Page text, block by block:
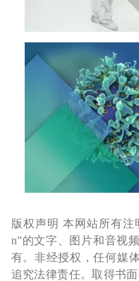
版权声明 本网站所有注
n”的文字、图片和音视
有。非经授权，任何媒
追究法律责任。取得书